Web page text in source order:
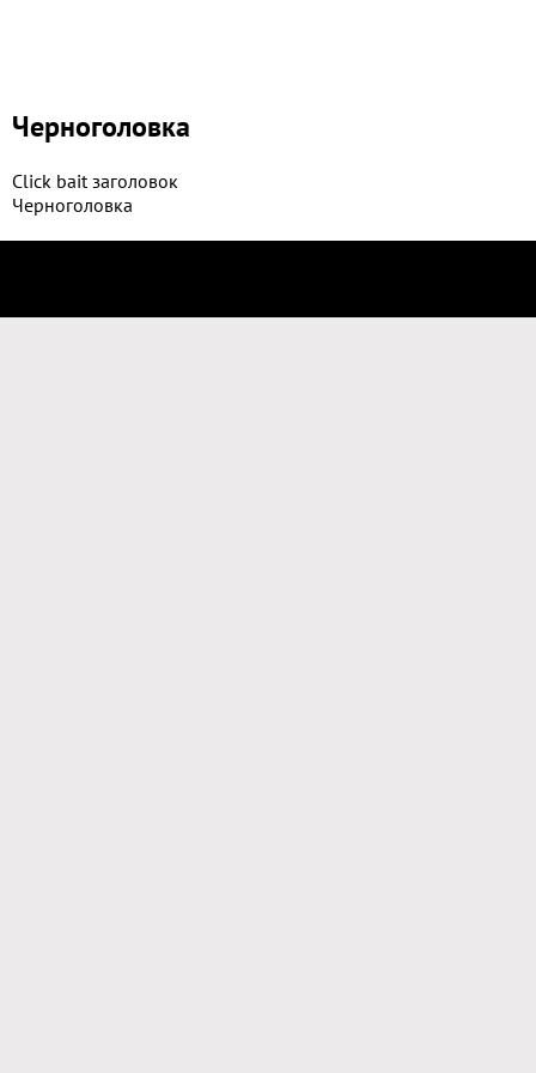
Черноголовка
Click bait заголовок
Черноголовка